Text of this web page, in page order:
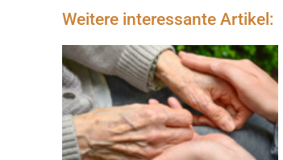
Weitere interessante Artikel: